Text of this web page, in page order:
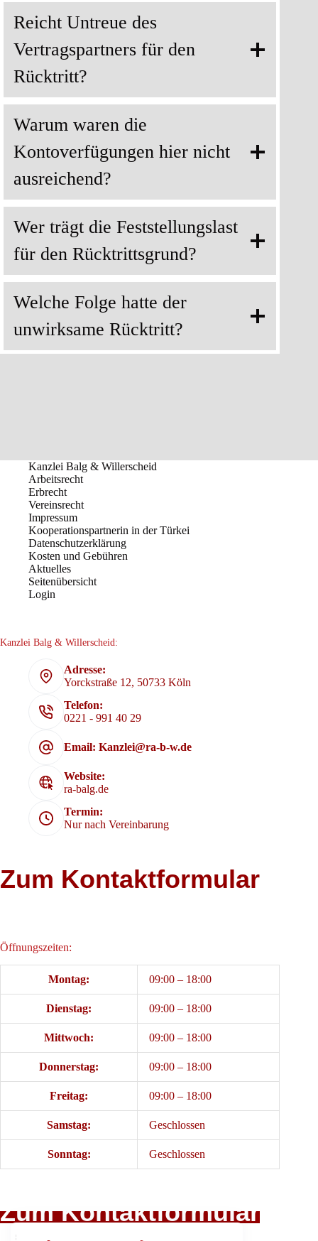
Reicht Untreue des
Vertragspartners für den
Rücktritt?
Warum waren die
Kontoverfügungen hier nicht
ausreichend?
Wer trägt die Feststellungslast
für den Rücktrittsgrund?
Welche Folge hatte der
unwirksame Rücktritt?
Kanzlei Balg & Willerscheid
Arbeitsrecht
Erbrecht
Vereinsrecht
Impressum
Kooperationspartnerin in der Türkei
Datenschutzerklärung
Kosten und Gebühren
Aktuelles
Seitenübersicht
Login
Kanzlei Balg & Willerscheid:
Adresse:
Yorckstraße 12, 50733 Köln
Telefon:
0221 - 991 40 29
Email: Kanzlei@ra-b-w.de
Website:
ra-balg.de
Termin:
Nur nach Vereinbarung
Zum Kontaktformular
Öffnungszeiten:
Montag: 09:00 – 18:00
Dienstag: 09:00 – 18:00
Mittwoch: 09:00 – 18:00
Donnerstag: 09:00 – 18:00
Freitag: 09:00 – 18:00
Samstag: Geschlossen
Sonntag: Geschlossen
Zum Kontaktformular